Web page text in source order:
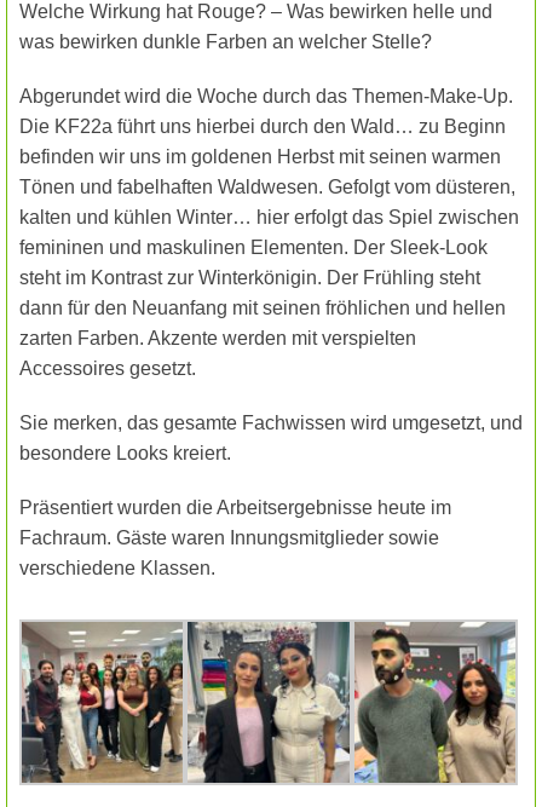
Welche Wirkung hat Rouge? – Was bewirken helle und
was bewirken dunkle Farben an welcher Stelle?
Abgerundet wird die Woche durch das Themen-Make-Up.
Die KF22a führt uns hierbei durch den Wald… zu Beginn
befinden wir uns im goldenen Herbst mit seinen warmen
Tönen und fabelhaften Waldwesen. Gefolgt vom düsteren,
kalten und kühlen Winter… hier erfolgt das Spiel zwischen
femininen und maskulinen Elementen. Der Sleek-Look
steht im Kontrast zur Winterkönigin. Der Frühling steht
dann für den Neuanfang mit seinen fröhlichen und hellen
zarten Farben. Akzente werden mit verspielten
Accessoires gesetzt.
Sie merken, das gesamte Fachwissen wird umgesetzt, und
besondere Looks kreiert.
Präsentiert wurden die Arbeitsergebnisse heute im
Fachraum. Gäste waren Innungsmitglieder sowie
verschiedene Klassen.